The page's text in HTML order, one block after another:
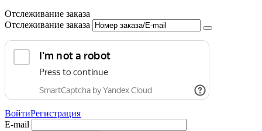
Отслеживание заказа
Отслеживание заказа
ВойтиРегистрация
E-mail